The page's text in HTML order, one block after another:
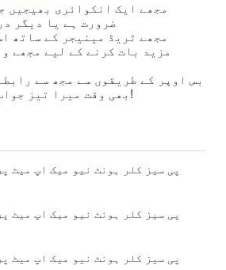
ضرورت ہے یا دیگر
2، مجھے ٹریڈ مینیجر کے ساتھ
بس اوپر کے طریقوں سے مجھ سے
بھی وقت میرا تیز جواب حاصل کر سکتے ہیں!